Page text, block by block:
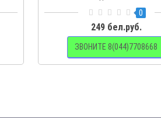
0
249 бел.руб.
ЗВОНИТЕ 8(044)7708668